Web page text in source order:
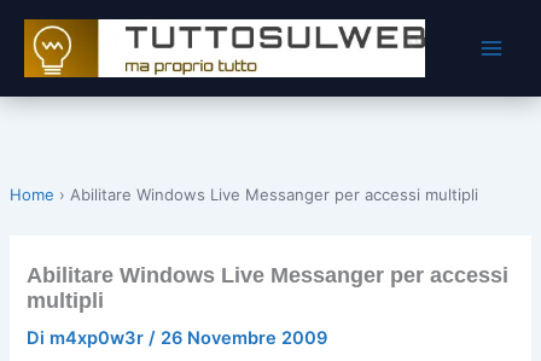
contenuto
Home › Abilitare Windows Live Messanger per accessi multipli
Abilitare Windows Live Messanger per accessi
multipli
Di m4xp0w3r/ 26 Novembre 2009